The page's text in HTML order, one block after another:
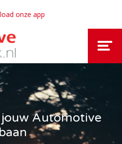
onze app
Automotive
baan